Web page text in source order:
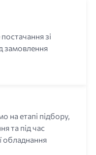
зі
замовлення
на етапі підбору,
та під час
обладнання